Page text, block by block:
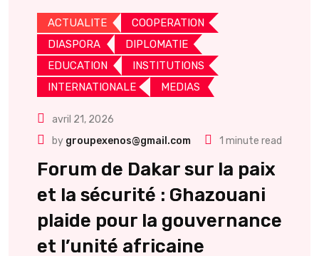
ACTUALITE
COOPERATION
DIASPORA
DIPLOMATIE
EDUCATION
INSTITUTIONS
INTERNATIONALE
MEDIAS
avril 21, 2026
by groupexenos@gmail.com 1 minute read
Forum de Dakar sur la paix
et la sécurité : Ghazouani
plaide pour la gouvernance
et l’unité africaine